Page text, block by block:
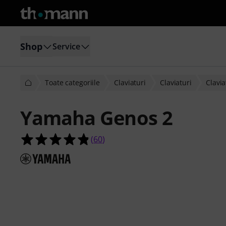
Shop Service
Toate categoriile Claviaturi Claviaturi
Yamaha Genos 2
4.8 din 5 stele din 60 evaluări ale
(60)